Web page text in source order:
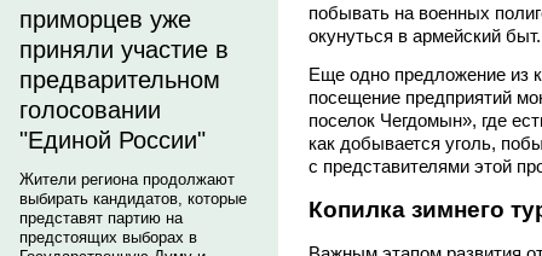
приморцев уже
приняли участие в
предварительном
голосовании
"Единой России"
Жители региона продолжают
выбирать кандидатов, которые
представят партию на
предстоящих выборах в
побывать на военных
окунуться в армейский быт.
Еще одно предложение из
посещение предприятий
поселок Чегдомын», где
как добывается уголь,
с представителями этой
Копилка зимнего